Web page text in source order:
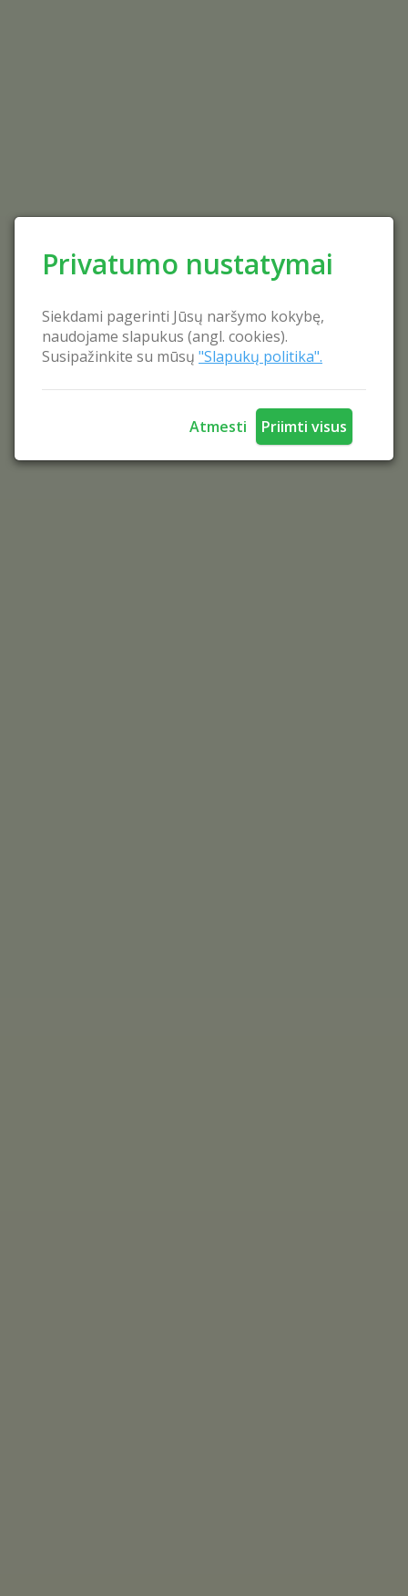
Privatumo nustatymai
Siekdami pagerinti Jūsų naršymo kokybę,
naudojame slapukus (angl. cookies).
Susipažinkite su mūsų "Slapukų politika".
Atmesti Priimti visus